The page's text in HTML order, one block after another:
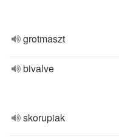
grotmaszt
bivalve
skorupiak